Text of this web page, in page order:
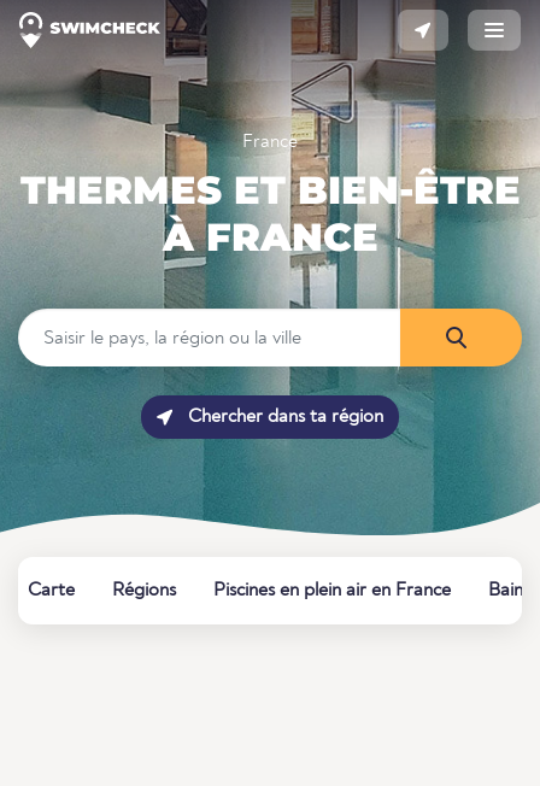
France
THERMES ET BIEN-ÊTRE
À FRANCE
Chercher dans ta région
Carte Régions Piscines en plein air en France Bains